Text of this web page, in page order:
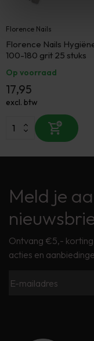
Florence Nails
Florence Nails
100-180 grit 25 stuks
Op voorraad
17,95
excl. btw
Meld je
Ontvang €5,-
acties en